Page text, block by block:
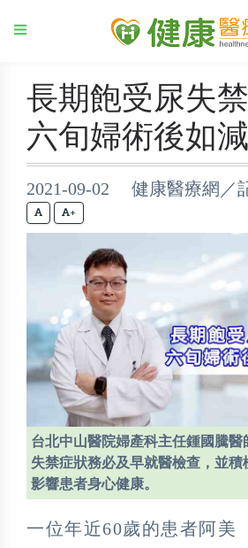
長期飽受尿失
六旬婦術後如
2021-09-02 健康醫療網／
+
台北中山醫院婦產科主任鍾國騰醫
失禁症狀務必及早就醫檢查，並積
影響患者身心健康。
一位年近60歲的患者阿美